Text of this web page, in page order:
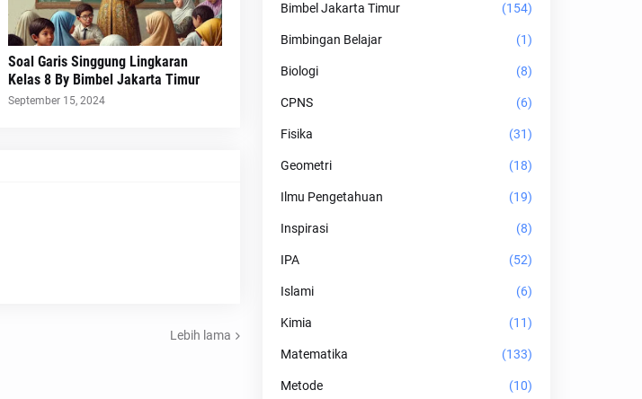
Soal Garis Singgung Lingkaran
Kelas 8 By Bimbel Jakarta Timur
September 15, 2024
Lebih lama
Bimbel Jakarta Timur (154)
Bimbingan Belajar (1)
Biologi (8)
CPNS (6)
Fisika (31)
Geometri (18)
Ilmu Pengetahuan (19)
Inspirasi (8)
IPA (52)
Islami (6)
Kimia (11)
Matematika (133)
Metode (10)